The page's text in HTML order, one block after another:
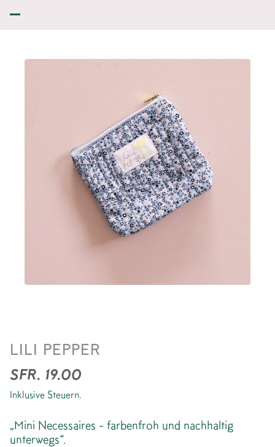
MINI NECESSAIRE *BLUE
ROSE FLOWER
LILI PEPPER
SFR. 19.00
Inklusive Steuern.
„Mini Necessaires - farbenfroh und nachhaltig
unterwegs“.